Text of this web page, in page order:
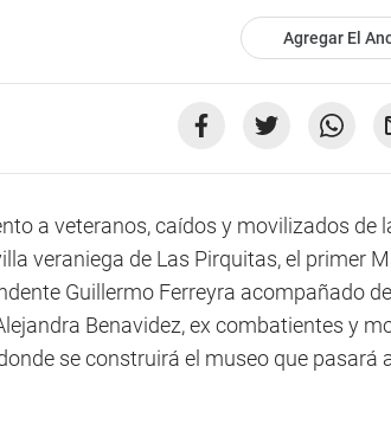
Agregar El
a veteranos, caídos y movilizados de
veraniega de Las Pirquitas, el primer
Guillermo Ferreyra acompañado
Benavidez, ex combatientes y
se construirá el museo que pasará